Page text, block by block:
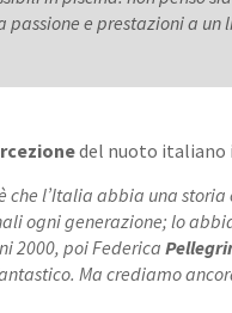
passione e prestazioni a un
del nuoto italiano
che l’Italia abbia una
ogni generazione; lo
2000, poi Federica
Ma crediamo